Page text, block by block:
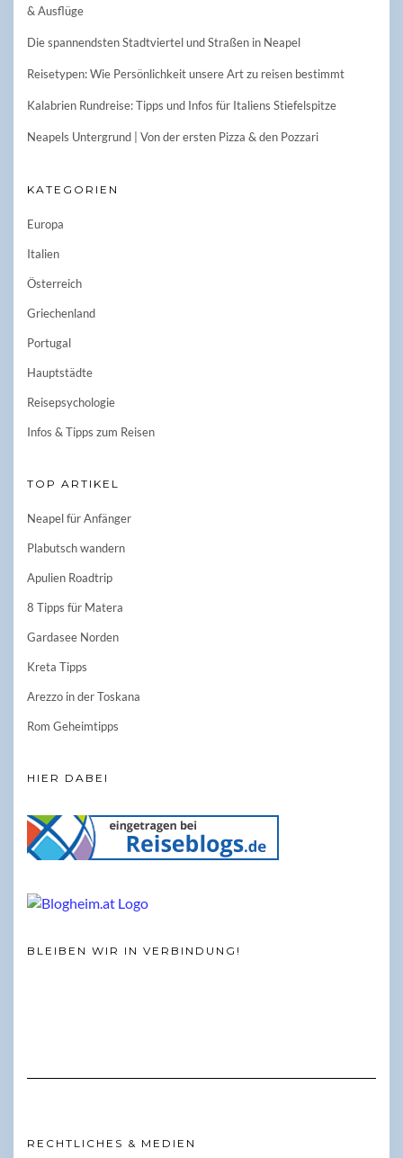
& Ausflüge
Die spannendsten Stadtviertel und Straßen in Neapel
Reisetypen: Wie Persönlichkeit unsere Art zu reisen bestimmt
Kalabrien Rundreise: Tipps und Infos für Italiens Stiefelspitze
Neapels Untergrund | Von der ersten Pizza & den Pozzari
KATEGORIEN
Europa
Italien
Österreich
Griechenland
Portugal
Hauptstädte
Reisepsychologie
Infos & Tipps zum Reisen
TOP ARTIKEL
Neapel für Anfänger
Plabutsch wandern
Apulien Roadtrip
8 Tipps für Matera
Gardasee Norden
Kreta Tipps
Arezzo in der Toskana
Rom Geheimtipps
HIER DABEI
BLEIBEN WIR IN VERBINDUNG!
RECHTLICHES & MEDIEN